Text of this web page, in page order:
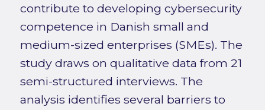
contribute to developing cybersecurity
competence in Danish small and
medium-sized enterprises (SMEs). The
study draws on qualitative data from 21
semi-structured interviews. The
analysis identifies several barriers to